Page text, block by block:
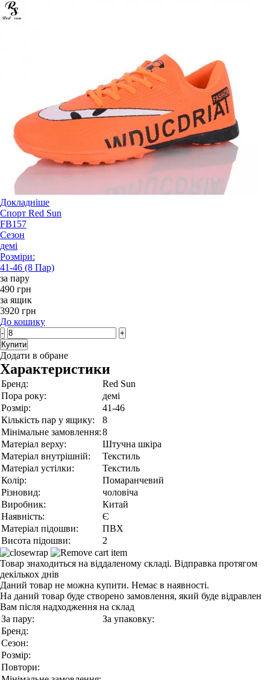
Докладніше
Спорт Red Sun
FB157
Сезон
демі
Розміри:
41-46 (8 Пар)
за пару
490 грн
за ящик
3920 грн
До кошику
-
+
Купити
Додати в обране
Характеристики
Бренд:
Red Sun
Пора року:
демі
Розмір:
41-46
Кількість пар у ящику:
8
Мінімальне замовлення:8
Матеріал верху:
Штучна шкіра
Матеріал внутрішній:
Текстиль
Матеріал устілки:
Текстиль
Колір:
Помаранчевий
Різновид:
чоловіча
Виробник:
Китай
Наявність:
Є
Матеріал підошви:
ПВХ
Висота підошви:
2
Товар знаходиться на віддаленому складі. Відправка протягом
декількох днів
Даний товар не можна купити. Немає в наявності.
На даний товар буде створено замовлення, який буде відравлен
Вам після надходження на склад
За пару:
За упаковку:
Бренд:
Сезон:
Розмір:
Повтори: